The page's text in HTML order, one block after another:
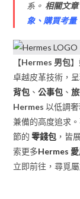
系。 相關文章
象、購買考量
【Hermes 男包
卓越皮革技術，
背包 、公事包 、
Hermes 以低調
兼備的高度追求
節的零錢包 ，皆
索更多Hermes
立即前往，尋覓